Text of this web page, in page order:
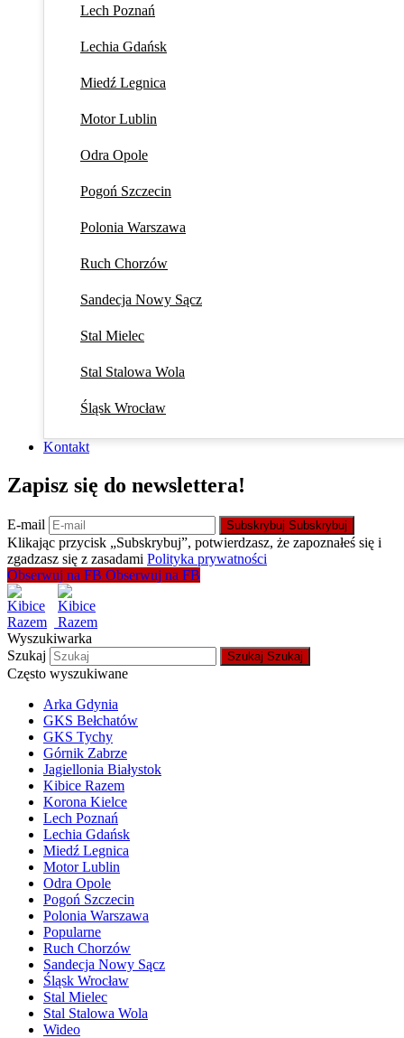
Lech Poznań
Lechia Gdańsk
Miedź Legnica
Motor Lublin
Odra Opole
Pogoń Szczecin
Polonia Warszawa
Ruch Chorzów
Sandecja Nowy Sącz
Stal Mielec
Stal Stalowa Wola
Śląsk Wrocław
Kontakt
Zapisz się do newslettera!
E-mail Subskrybuj Subskrybuj
Klikając przycisk „Subskrybuj”, potwierdzasz, że zapoznałeś się i
zgadzasz się z zasadami Polityka prywatności
Obserwuj na FB Obserwuj na FB
Wyszukiwarka
Szukaj
Szukaj Szukaj
Często wyszukiwane
Arka Gdynia
GKS Bełchatów
GKS Tychy
Górnik Zabrze
Jagiellonia Białystok
Kibice Razem
Korona Kielce
Lech Poznań
Lechia Gdańsk
Miedź Legnica
Motor Lublin
Odra Opole
Pogoń Szczecin
Polonia Warszawa
Popularne
Ruch Chorzów
Sandecja Nowy Sącz
Śląsk Wrocław
Stal Mielec
Stal Stalowa Wola
Wideo